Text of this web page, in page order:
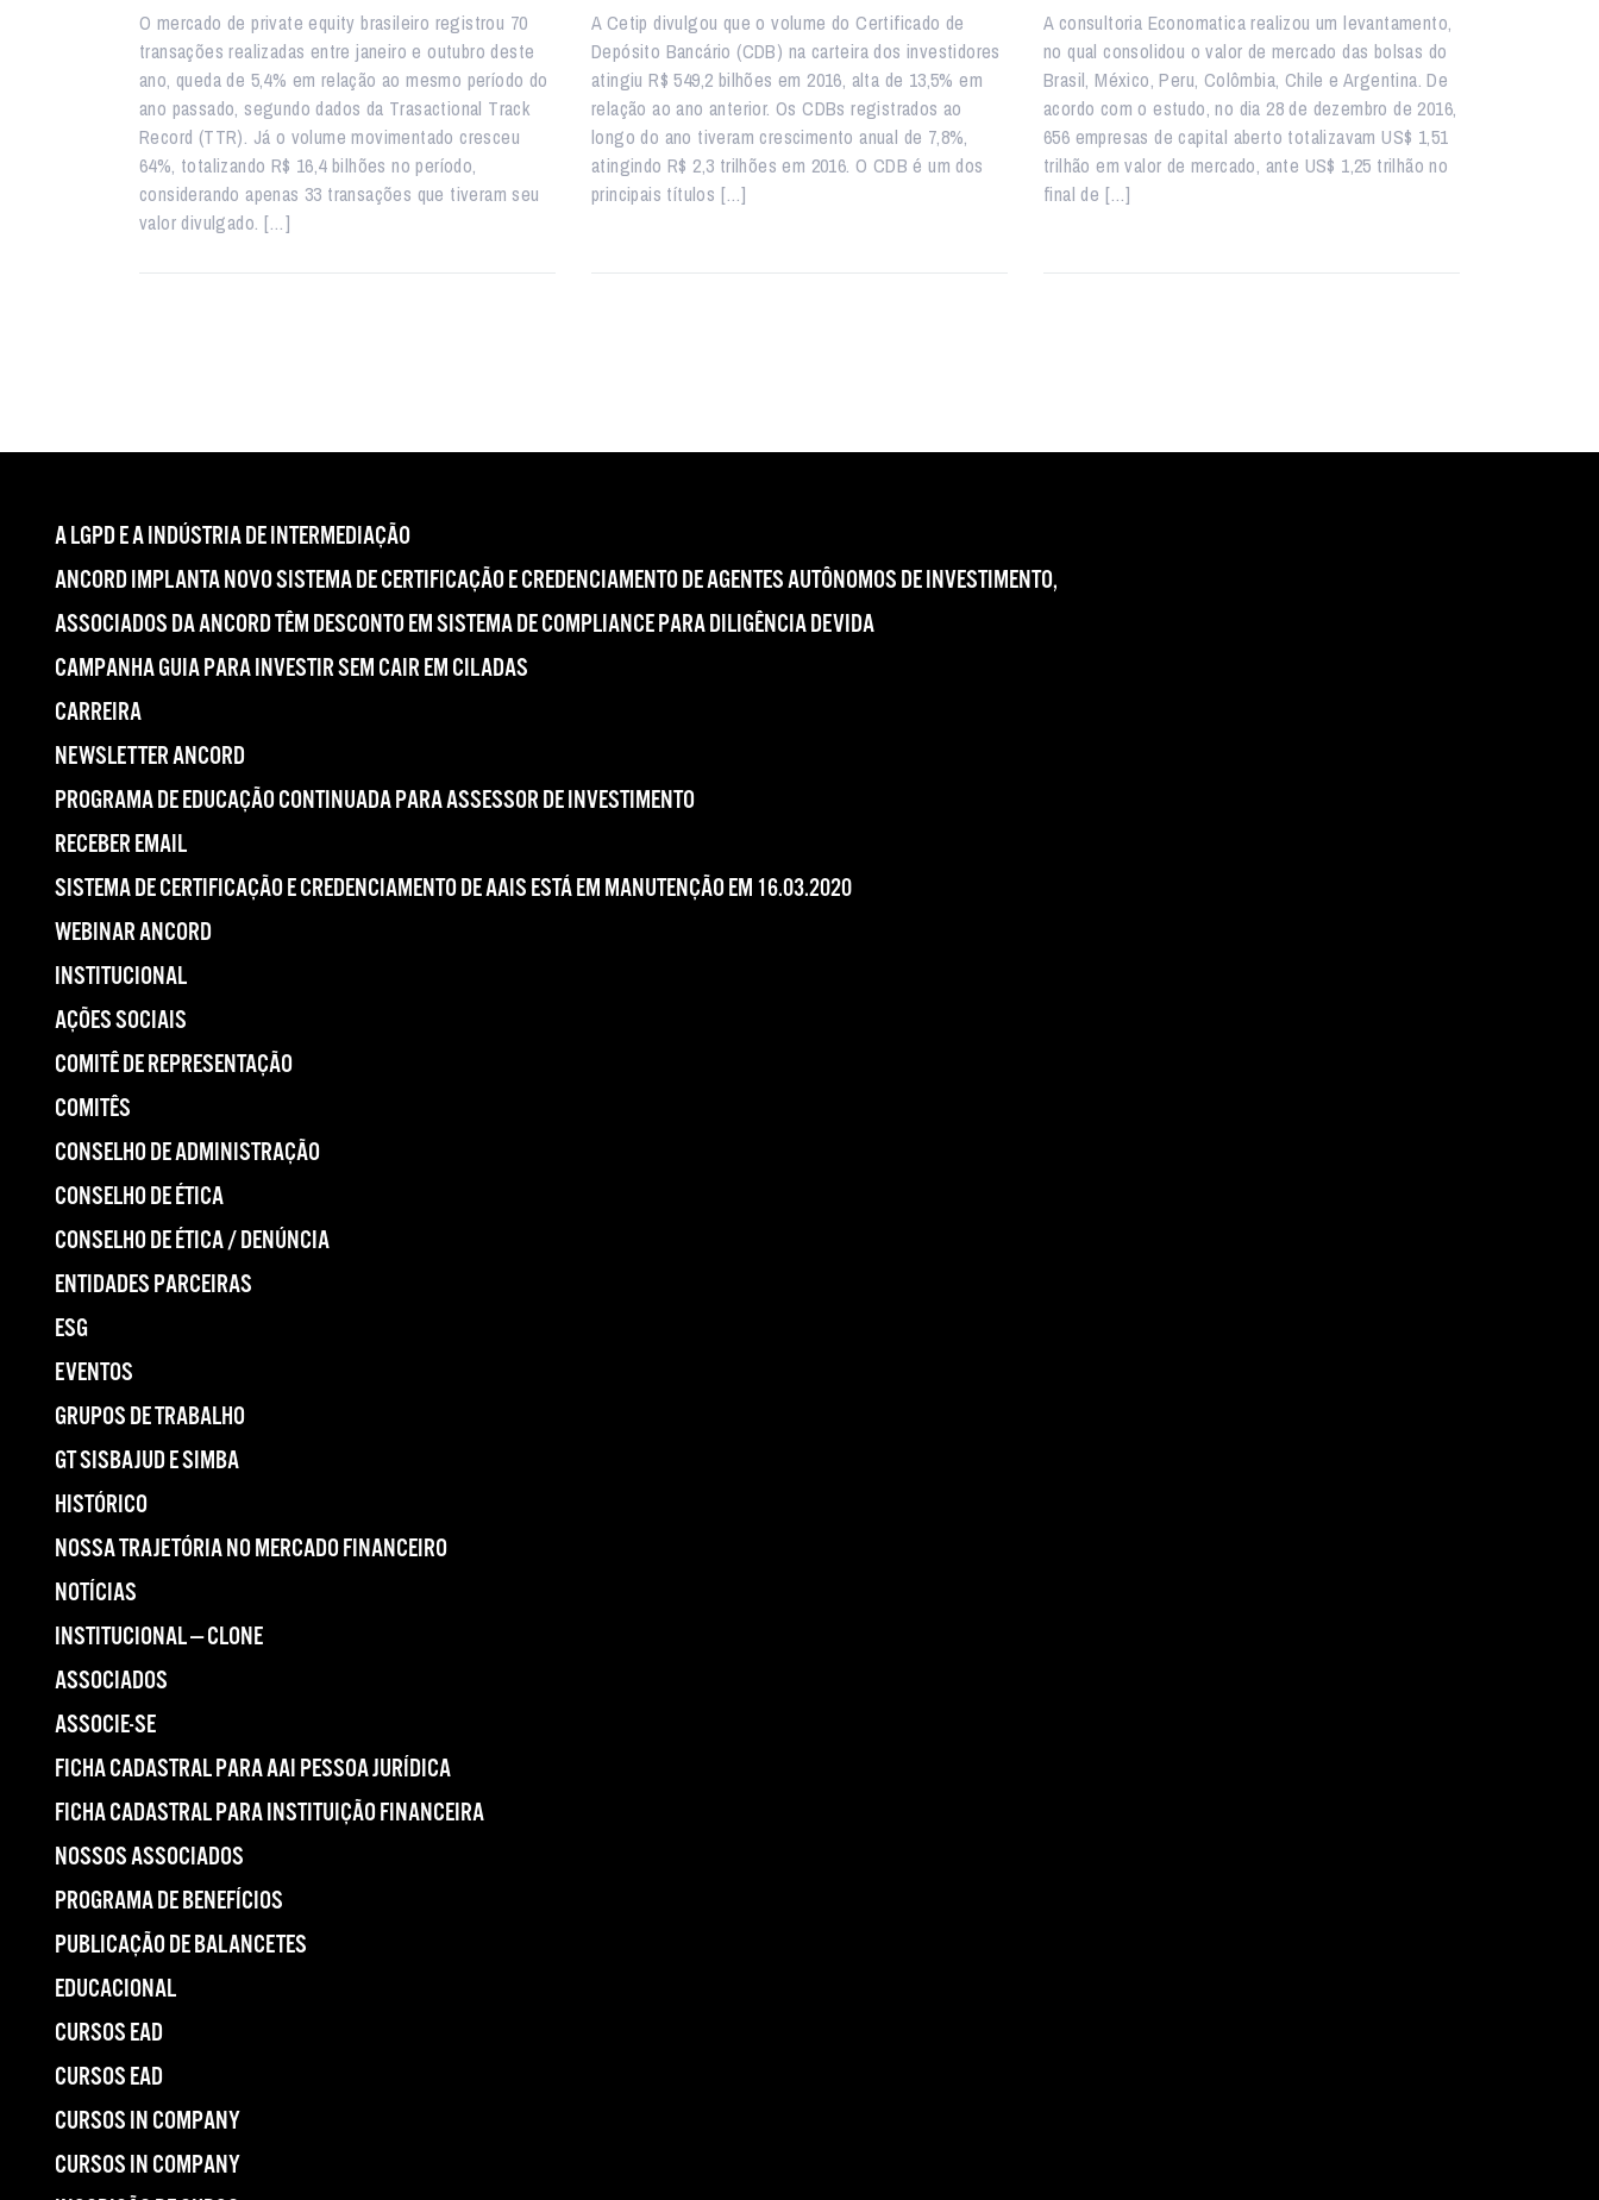
O mercado de private equity brasileiro registrou 70
transações realizadas entre janeiro e outubro deste
ano, queda de 5,4% em relação ao mesmo período do
ano passado, segundo dados da Trasactional Track
Record (TTR). Já o volume movimentado cresceu
64%, totalizando R$ 16,4 bilhões no período,
considerando apenas 33 transações que tiveram seu
valor divulgado. […]
A Cetip divulgou que o volume do Certificado de
Depósito Bancário (CDB) na carteira dos investidores
atingiu R$ 549,2 bilhões em 2016, alta de 13,5% em
relação ao ano anterior. Os CDBs registrados ao
longo do ano tiveram crescimento anual de 7,8%,
atingindo R$ 2,3 trilhões em 2016. O CDB é um dos
principais títulos […]
A consultoria Economatica realizou um levantamento,
no qual consolidou o valor de mercado das bolsas do
Brasil, México, Peru, Colômbia, Chile e Argentina. De
acordo com o estudo, no dia 28 de dezembro de 2016,
656 empresas de capital aberto totalizavam US$ 1,51
trilhão em valor de mercado, ante US$ 1,25 trilhão no
final de […]
A LGPD E A INDÚSTRIA DE INTERMEDIAÇÃO
ANCORD IMPLANTA NOVO SISTEMA DE CERTIFICAÇÃO E CREDENCIAMENTO DE AGENTES AUTÔNOMOS DE INVESTIMENTO,
ASSOCIADOS DA ANCORD TÊM DESCONTO EM SISTEMA DE COMPLIANCE PARA DILIGÊNCIA DEVIDA
CAMPANHA GUIA PARA INVESTIR SEM CAIR EM CILADAS
CARREIRA
NEWSLETTER ANCORD
PROGRAMA DE EDUCAÇÃO CONTINUADA PARA ASSESSOR DE INVESTIMENTO
RECEBER EMAIL
SISTEMA DE CERTIFICAÇÃO E CREDENCIAMENTO DE AAIS ESTÁ EM MANUTENÇÃO EM 16.03.2020
WEBINAR ANCORD
INSTITUCIONAL
AÇÕES SOCIAIS
COMITÊ DE REPRESENTAÇÃO
COMITÊS
CONSELHO DE ADMINISTRAÇÃO
CONSELHO DE ÉTICA
CONSELHO DE ÉTICA / DENÚNCIA
ENTIDADES PARCEIRAS
ESG
EVENTOS
GRUPOS DE TRABALHO
GT SISBAJUD E SIMBA
HISTÓRICO
NOSSA TRAJETÓRIA NO MERCADO FINANCEIRO
NOTÍCIAS
INSTITUCIONAL — CLONE
ASSOCIADOS
ASSOCIE-SE
FICHA CADASTRAL PARA AAI PESSOA JURÍDICA
FICHA CADASTRAL PARA INSTITUIÇÃO FINANCEIRA
NOSSOS ASSOCIADOS
PROGRAMA DE BENEFÍCIOS
PUBLICAÇÃO DE BALANCETES
EDUCACIONAL
CURSOS EAD
CURSOS EAD
CURSOS IN COMPANY
CURSOS IN COMPANY